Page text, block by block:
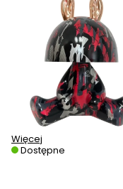
Więcej
Dostępne